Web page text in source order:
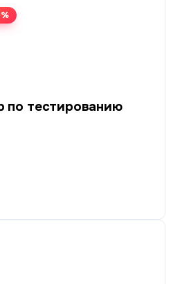
по тестированию